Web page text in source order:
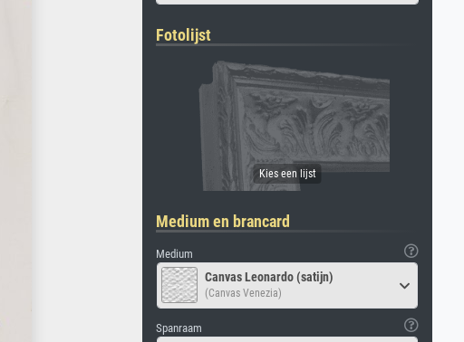
Fotolijst
Medium en brancard
Medium
Canvas Leonardo (satijn)
(Canvas Venezia)
Spanraam